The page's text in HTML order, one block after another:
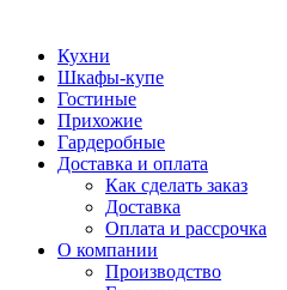
Кухни
Шкафы-купе
Гостиные
Прихожие
Гардеробные
Доставка и оплата
Как сделать заказ
Доставка
Оплата и рассрочка
О компании
Производство